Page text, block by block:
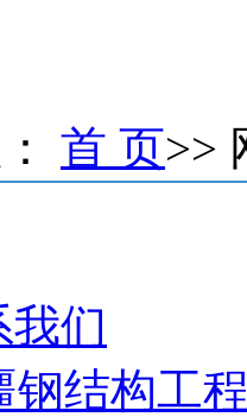
首 页>>
我们
钢结构工